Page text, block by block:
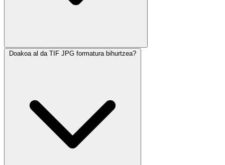
Doakoa al da TIF JPG formatura bihurtzea?